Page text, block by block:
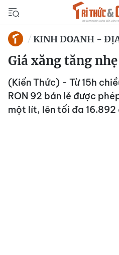
KINH DOANH -
Giá xăng tăng
(Kiến Thức) - Từ 15h
RON 92 bán lẻ được
một lít, lên tối đa 16.892